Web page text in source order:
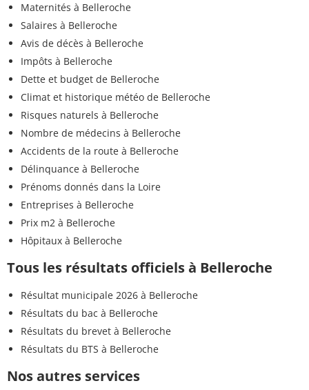
Maternités à Belleroche
Salaires à Belleroche
Avis de décès à Belleroche
Impôts à Belleroche
Dette et budget de Belleroche
Climat et historique météo de Belleroche
Risques naturels à Belleroche
Nombre de médecins à Belleroche
Accidents de la route à Belleroche
Délinquance à Belleroche
Prénoms donnés dans la Loire
Entreprises à Belleroche
Prix m2 à Belleroche
Hôpitaux à Belleroche
Tous les résultats officiels à Belleroche
Résultat municipale 2026 à Belleroche
Résultats du bac à Belleroche
Résultats du brevet à Belleroche
Résultats du BTS à Belleroche
Nos autres services